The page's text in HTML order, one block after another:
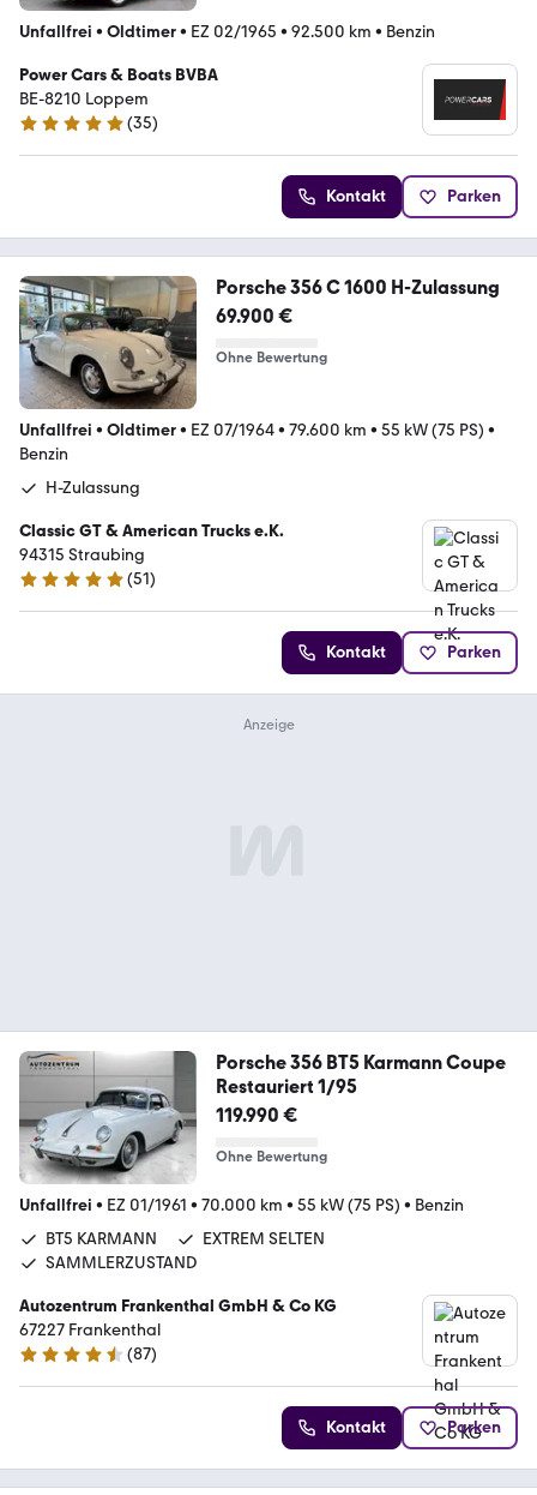
Unfallfrei • Oldtimer• EZ 02/1965 • 92.500 km • Benzin
Power Cars & Boats BVBA
BE-8210 Loppem
5 Sterne
(35)
Kontakt Parken
Porsche 356 C 1600 H-Zulassung
69.900 €
Ohne Bewertung
Unfallfrei • Oldtimer• EZ 07/1964• 79.600 km • 55 kW (75 PS) •
Benzin
H-Zulassung
Classic GT & American Trucks e.K.
94315 Straubing
5 Sterne
(51)
Kontakt Parken
Porsche 356 BT5 Karmann Coupe
Restauriert 1/95
119.990 €
Ohne Bewertung
Unfallfrei • EZ 01/1961 • 70.000 km • 55 kW (75 PS) • Benzin
BT5 KARMANN
EXTREM SELTEN
SAMMLERZUSTAND
Autozentrum Frankenthal GmbH & Co KG
67227 Frankenthal
4.5 Sterne
(87)
Kontakt Parken